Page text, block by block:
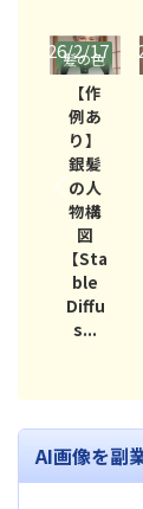
髪の色
2026/2/17
【作
例あ
り】
パー
プル
ヘア
の人
物構
図
【Sta
ble
AI画像を副